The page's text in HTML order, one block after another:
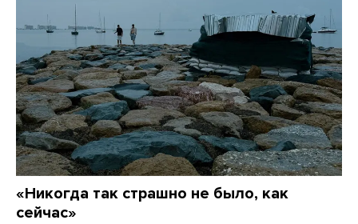
«Никогда так страшно не было, как
сейчас»